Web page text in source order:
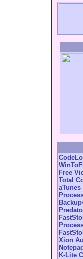
Free
Total
aTunes
Xion
K-Lite